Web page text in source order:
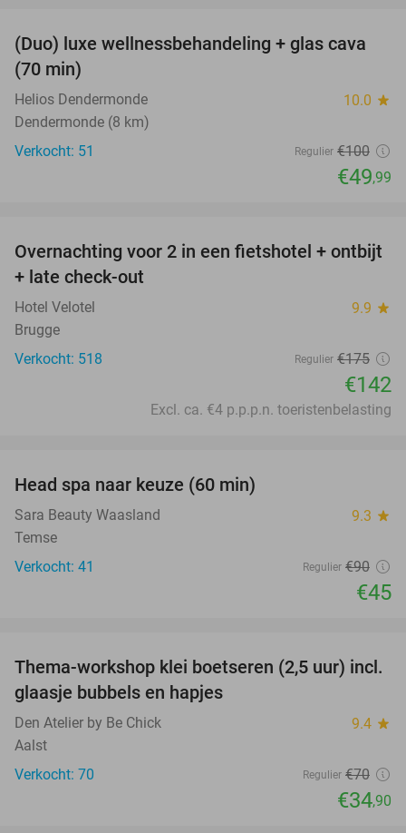
50%
(Duo) luxe wellnessbehandeling + glas cava
(70 min)
Helios Dendermonde 10.0 star
Dendermonde (8 km)
Verkocht: 51
Regulier €100
€49,99
19%
Overnachting voor 2 in een fietshotel + ontbijt
+ late check-out
Hotel Velotel 9.9 star
Brugge
Verkocht: 518
Regulier €175
€142
Excl. ca. €4 p.p.p.n. toeristenbelasting
Head spa naar keuze (60 min)
Sara Beauty Waasland 9.3 star
Temse
Verkocht: 41
Regulier €90
€45
50%
Thema-workshop klei boetseren (2,5 uur) incl.
glaasje bubbels en hapjes
Den Atelier by Be Chick 9.4 star
Aalst
Verkocht: 70
Regulier €70
€34,90